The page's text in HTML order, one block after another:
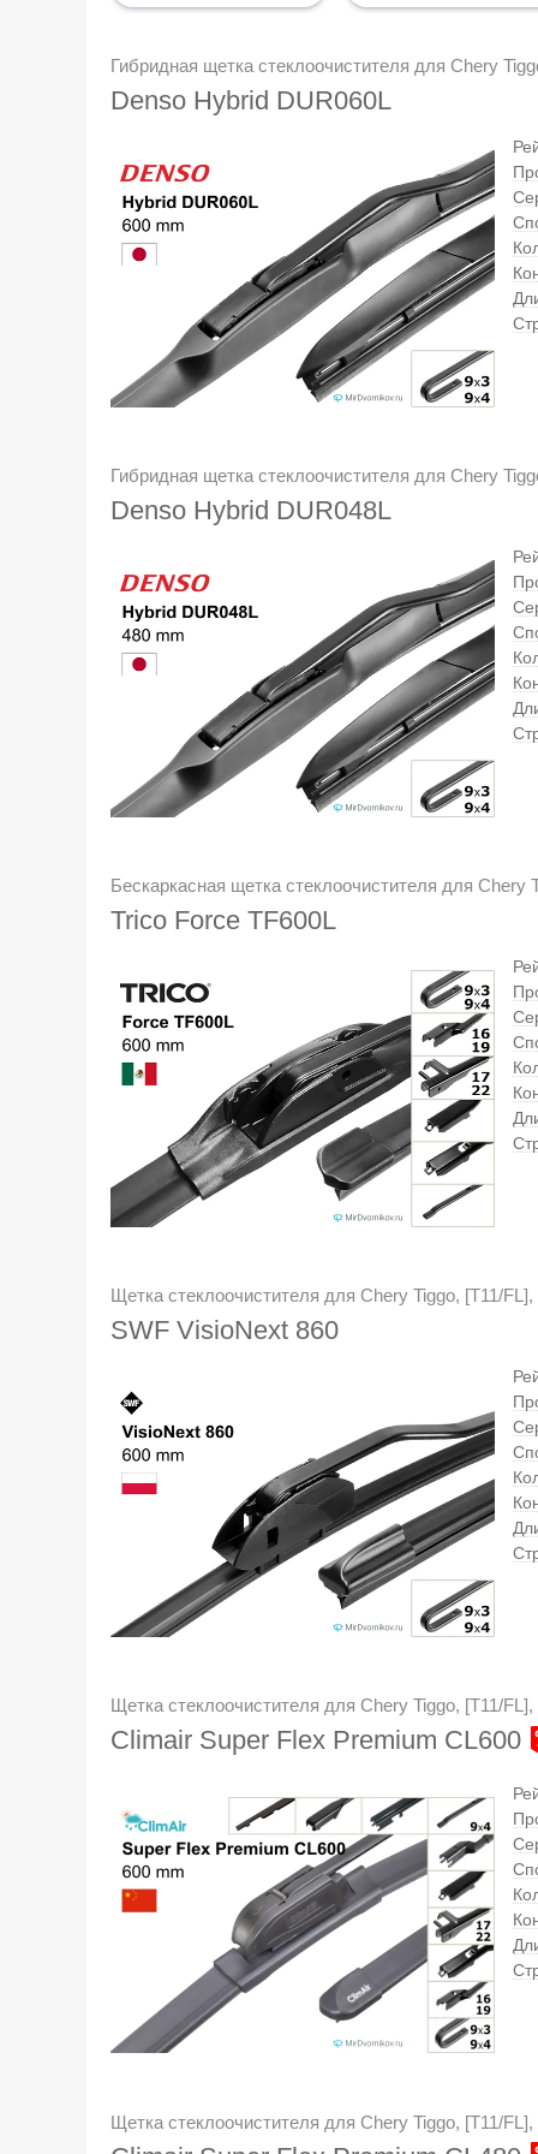
Гибридная щетка стеклоочистителя для Chery
Denso Hybrid DUR060L
Гибридная щетка стеклоочистителя для Chery
Denso Hybrid DUR048L
Бескаркасная щетка стеклоочистителя для Chery
Trico Force TF600L
Щетка стеклоочистителя для Chery Tiggo, [T11/FL],
SWF VisioNext 860
Щетка стеклоочистителя для Chery Tiggo, [T11/FL],
Climair Super Flex Premium CL600
Щетка стеклоочистителя для Chery Tiggo, [T11/FL],